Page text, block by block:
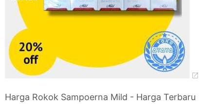
Harga Rokok Sampoerna Mild - Harga Terbaru